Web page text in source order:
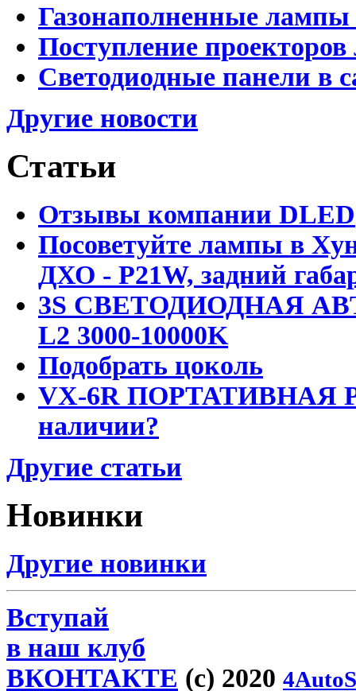
Газонаполненные
Поступление
Светодиодные панели в
Другие новости
Статьи
Отзывы компании DLED
Посоветуйте лампы в
ДХО - P21W, задний
3S СВЕТОДИОДНАЯ
L2 3000-10000K
Подобрать цоколь
VX-6R ПОРТАТИВНАЯ
наличии?
Другие статьи
Новинки
Другие новинки
Вступай
в наш клуб
ВКОНТАКТЕ (c) 2020